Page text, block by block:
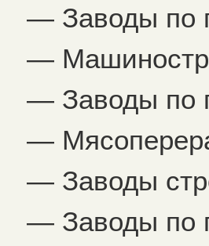
— Заводы по
—
— Заводы по
—
— Заводы
— Заводы по